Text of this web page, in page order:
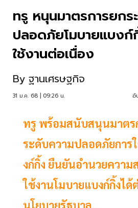
ทรู หนุนมาตรการยกร
ปลอดภัยโมบายแบง
ใช้งานต่อเนื่อง
By ฐานเศรษฐกิจ
31 ม.ค. 68 | 09:26 น. อั
ทรู พร้อมสนับสนุนมาตร
ระดับความปลอดภัยการ
งก์กิ้ง ยืนยันอำนวยความ
ใช้งานโมบายแบงก์กิ้งได้
นโยบายรัฐบาล